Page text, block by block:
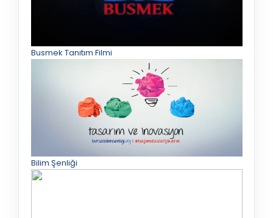
Busmek Tanıtım Filmi
Bilim Şenliği